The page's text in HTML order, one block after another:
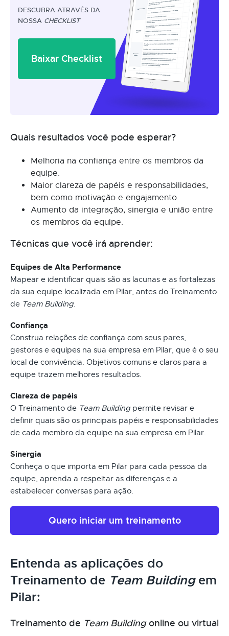
DESCUBRA ATRAVÉS DA
NOSSA CHECKLIST
Baixar Checklist
Quais resultados você pode esperar?
Melhoria na confiança entre os membros da
equipe.
Maior clareza de papéis e responsabilidades,
bem como motivação e engajamento.
Aumento da integração, sinergia e união entre
os membros da equipe.
Técnicas que você irá aprender:
Equipes de Alta Performance
Mapear e identificar quais são as lacunas e as fortalezas
da sua equipe localizada em Pilar, antes do Treinamento
de Team Building.
Confiança
Construa relações de confiança com seus pares,
gestores e equipes na sua empresa em Pilar, que é o seu
local de convivência. Objetivos comuns e claros para a
equipe trazem melhores resultados.
Clareza de papéis
O Treinamento de Team Building permite revisar e
definir quais são os principais papéis e responsabilidades
de cada membro da equipe na sua empresa em Pilar.
Sinergia
Conheça o que importa em Pilar para cada pessoa da
equipe, aprenda a respeitar as diferenças e a
estabelecer conversas para ação.
Quero iniciar um treinamento
Entenda as aplicações do
Treinamento de Team Buildingem
Pilar:
Treinamento de Team Buildingonline ou virtual